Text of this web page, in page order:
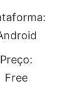
Preço:
Free